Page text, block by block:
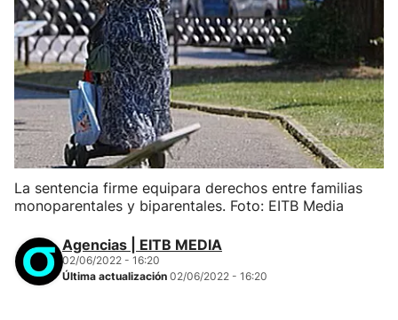
La sentencia firme equipara derechos entre familias
monoparentales y biparentales. Foto: EITB Media
Agencias | EITB MEDIA
02/06/2022 - 16:20
Última actualización 02/06/2022 - 16:20